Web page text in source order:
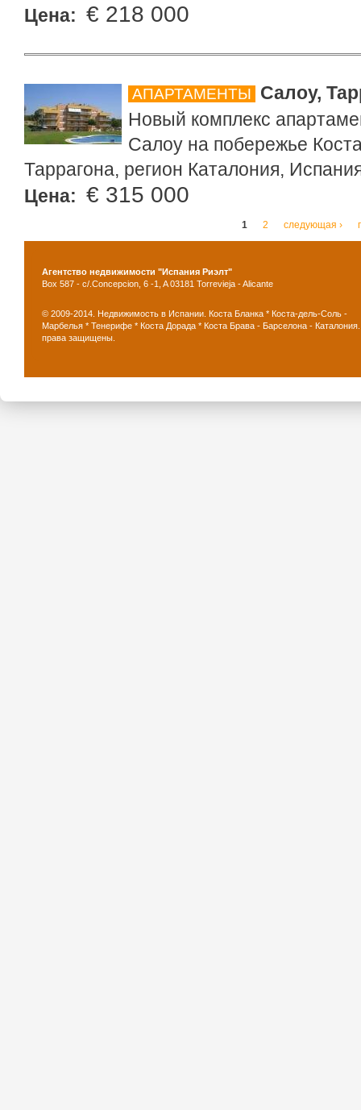
Цена: € 218 000
АПАРТАМЕНТЫ
Салоу,
Новый комплекс
Салоу на побережье
Таррагона, регион Каталония,
Цена: € 315 000
1 2 следующая ›
Агентство недвижимости "Испания Риэлт"
Box 587 - c/.Concepcion, 6 -1, A 03181 Torrevieja - Alicante
© 2009-2014. Недвижимость в Испании. Коста Бланка * Коста-дель-Соль -
Марбелья * Тенерифе * Коста Дорада * Коста Брава - Барселона -
права защищены.